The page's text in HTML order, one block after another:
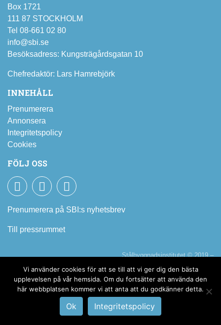
Box 1721
111 87 STOCKHOLM
Tel 08-661 02 80
info@sbi.se
Besöksadress: Kungsträgårdsgatan 10
Chefredaktör: Lars Hamrebjörk
INNEHÅLL
Prenumerera
Annonsera
Integritetspolicy
Cookies
FÖLJ OSS
Facebook
LinkedInYouTube
Prenumerera på SBI:s nyhetsbrev
Till pressrummet
Stålbyggnadsinstitutet © 2019 –
Vi använder cookies för att se till att vi ger dig den bästa
upplevelsen på vår hemsida. Om du fortsätter att använda den
här webbplatsen kommer vi att anta att du godkänner detta.
Ok Integritetspolicy